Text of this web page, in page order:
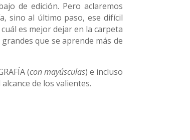
de edición. Pero aclaremos
sino al último paso, ese difícil
es mejor dejar en la carpeta
que se aprende más de
(con mayúsculas) e incluso
de los valientes.